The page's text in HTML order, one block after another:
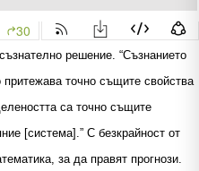
решение. “Съзнанието
точно същите свойства
са точно същите
[система].” С безкрайност от
за да правят прогнози.